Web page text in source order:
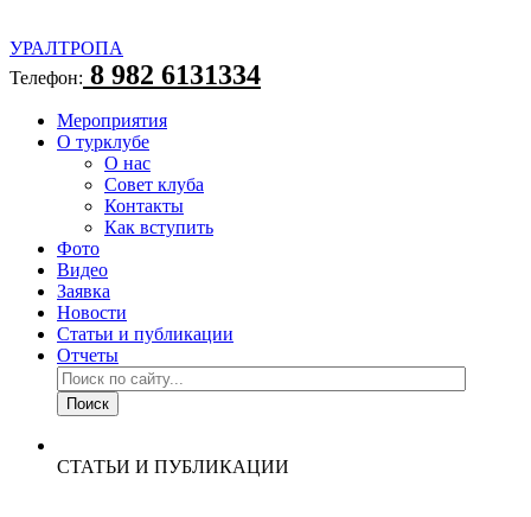
УРАЛТРОПА
Телефон: 8 982 6131334
Мероприятия
О турклубе
О нас
Совет клуба
Контакты
Как вступить
Фото
Видео
Заявка
Новости
Статьи и публикации
Отчеты
СТАТЬИ И ПУБЛИКАЦИИ